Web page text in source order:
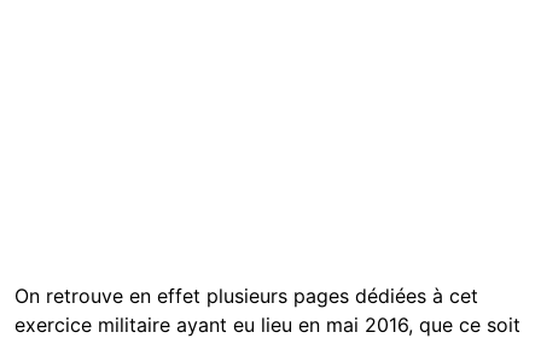
On retrouve en effet plusieurs pages dédiées à cet
exercice militaire ayant eu lieu en mai 2016, que ce soit